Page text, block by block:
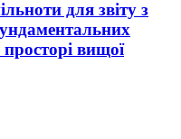
для звіту з
вищої